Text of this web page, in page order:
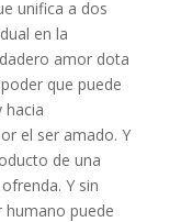
unifica a dos
en la
amor dota
que puede
hacia
el ser amado. Y
de una
Y sin
humano puede